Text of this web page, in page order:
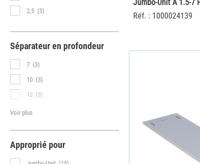
2,5 (5)
Séparateur en profondeur
7 (3)
10 (3)
12 (3)
Voir plus
Approprié pour
Réf. : 1000024139